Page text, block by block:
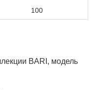
100
BARI, модель